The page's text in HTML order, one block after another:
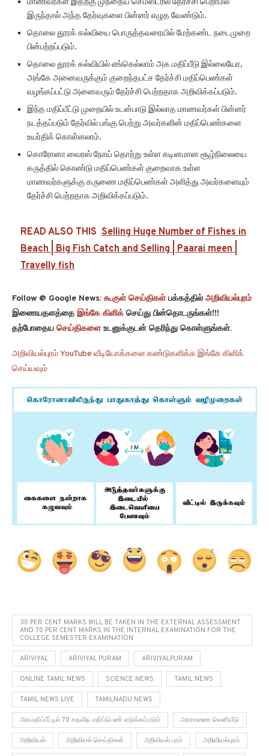
மாணவர்கள் இதற்கு முந்தைய செமஸ்டரில் தேர்ச்சி பெறாமல்
இருந்தால் அந்த தேர்வுகளை பின்னர் எழுத வேண்டும்.
தொலை தூரக் கல்வியை பொருத்தவரையில் மேற்கண்ட நடைமுறை
பின்பற்றப்படும்.
தொலை தூரக் கல்வியில் எங்கெல்லாம் அக மதிப்பீடு இல்லையோ,
அங்கே அனைவருக்கும் குறைந்தபட்ச தேர்ச்சி மதிப்பெண்கள்
வழங்கப்பட்டு அனைவரும் தேர்ச்சி பெற்றதாக அறிவிக்கப்படும்.
இந்த மதிப்பீட்டு முறையில் உடன்பாடு இல்லாத மாணவர்கள் பின்னர்
நடத்தப்படும் தேர்வில் பங்கு பெற்று அவர்களின் மதிப்பெண்களை
உயர்திக் கொள்ளலாம்.
கொரோனா வைரஸ் நோய் தொற்று உள்ள கடினமான சூழ்நிலையை
கருத்தில் கொண்டு மதிப்பெண்கள் குறைவாக உள்ள
மாணவர்களுக்கு கருணை மதிப்பெண்கள் அளித்து அவர்களையும்
தேர்ச்சி பெற்றதாக அறிவிக்கப்படும்.
READ ALSO THIS Selling Huge Number of Fishes in
Beach | Big Fish Catch and Selling | Paarai meen |
Travelly fish
Follow @ Google News: கூகுள் செய்திகள்பக்கத்தில் அறிவியல்புரம்
இணையதளத்தை இங்கே கிளிக் செய்து பின்தொடருங்கள்!!!
தற்போதைய செய்திகளைஉடனுக்குடன் தெரிந்து கொள்ளுங்கள்.
அறிவியல்புரம் YouTube வீடியோக்களை கண்டுகளிக்க இங்கே கிளிக்
செய்யவும்
30 PER CENT MARKS WILL BE TAKEN IN THE EXTERNAL ASSESSMENT
AND 70 PER CENT MARKS IN THE INTERNAL EXAMINATION FOR THE
COLLEGE SEMESTER EXAMINATION
ARIVIYAL ARIVIYAL PURAM ARIVIYALPURAM
ONLINE TAMIL NEWS SCIENCE NEWS TAMIL NEWS
TAMIL NEWS LIVE TAMILNADU NEWS
அகமதிப்பீட்டில் 70 சதவீத மதிப்பெண் எடுக்கப்படும் அரசாணை வெளியீடு
அறிவியல் அறிவியல் செய்திகள் அறிவியல் புரம் அறிவியல்புரம்